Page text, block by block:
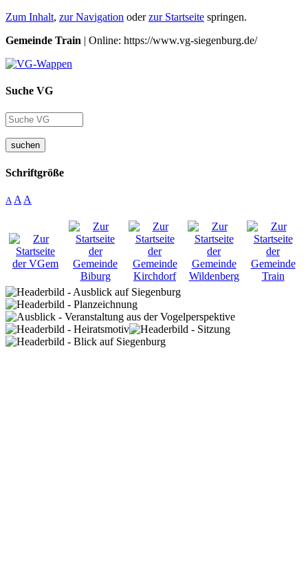
Zum Inhalt, zur Navigation oderzur Startseite springen.
Gemeinde Train | Online: https://www.vg-siegenburg.de/
Suche VG
suchen
Schriftgröße
A A A